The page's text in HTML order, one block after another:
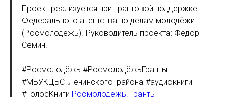
Проект реализуется при грантовой поддержке
Федерального агентства по делам молодёжи
(Росмолодёжь). Руководитель проекта: Фёдор
Сёмин.
#Росмолодёжь #РосмолодёжьГранты
#МБУКЦБС_Ленинского_района #аудиокниги
#ГолосКниги Росмолодёжь. Гранты